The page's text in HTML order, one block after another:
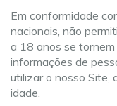
Em conformidade
nacionais, não
a 18 anos se
informações de
utilizar o nosso Site,
idade.